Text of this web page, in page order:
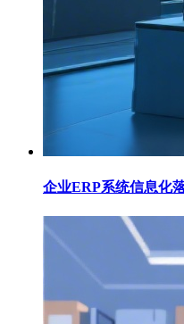
企业ERP系统信息化